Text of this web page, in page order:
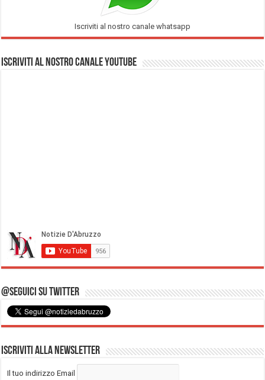
Iscriviti al nostro canale whatsapp
Iscriviti al nostro Canale Youtube
@Seguici su Twitter
Iscriviti alla Newsletter
Il tuo indirizzo Email